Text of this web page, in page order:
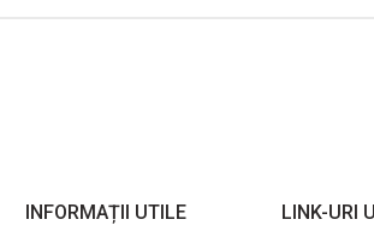
INFORMAȚII UTILE LINK-URI